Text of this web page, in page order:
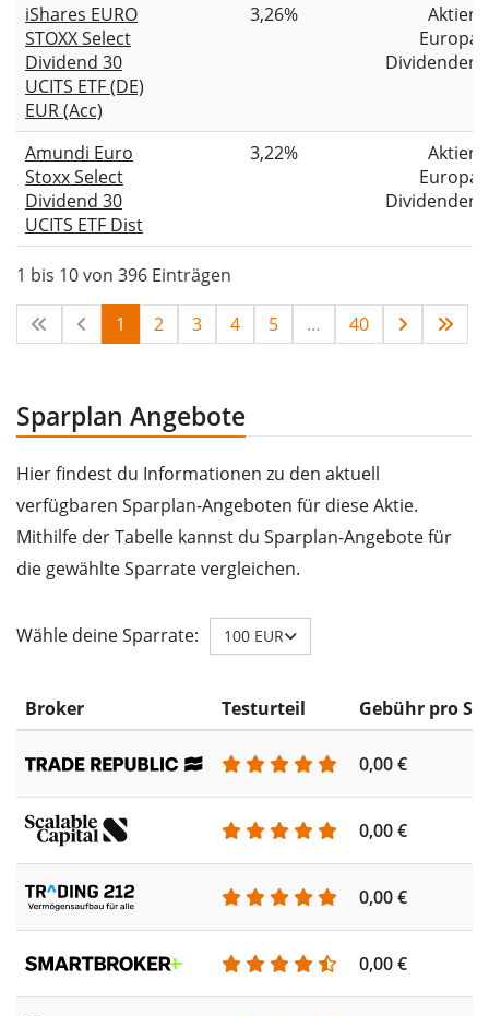
iShares EURO
STOXX Select
Dividend 30
UCITS ETF (DE)
EUR (Acc)
3,26%
Aktien
Europa
Dividenden
Amundi Euro
Stoxx Select
Dividend 30
UCITS ETF Dist
3,22%
Aktien
Europa
Dividenden
1 bis 10 von 396 Einträgen
1 2 3 4 5 … 40
Sparplan Angebote
Hier findest du Informationen zu den aktuell
verfügbaren Sparplan-Angeboten für diese Aktie.
Mithilfe der Tabelle kannst du Sparplan-Angebote für
die gewählte Sparrate vergleichen.
Wähle deine Sparrate: 100 EUR
Broker Testurteil Gebühr pro
0,00 €
0,00 €
0,00 €
0,00 €